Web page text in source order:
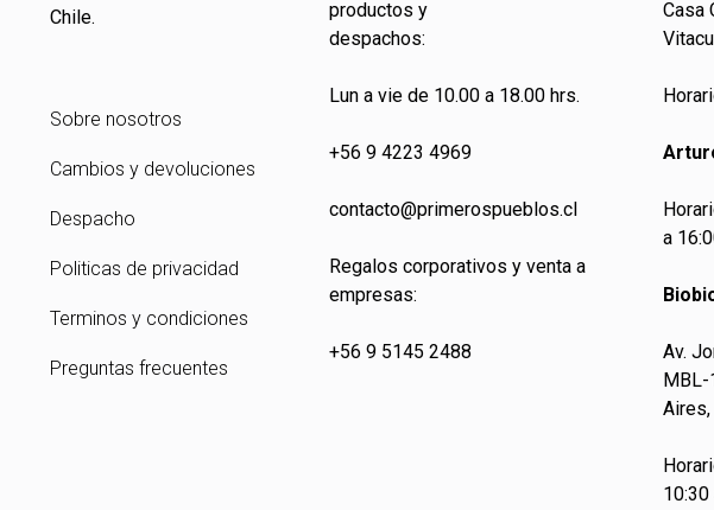
Chile.
Sobre nosotros
Cambios y devoluciones
Despacho
Politicas de privacidad
Terminos y condiciones
Preguntas frecuentes
productos y
despachos:
Lun a vie de 10.00 a 18.00 hrs.
+56 9 4223 4969
contacto@primerospueblos.cl
Regalos corporativos y venta a
empresas:
+56 9 5145 2488
Casa
a
Av.
Aires,
10:30